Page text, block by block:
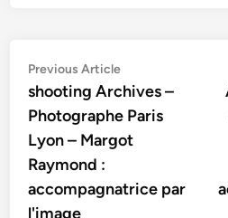
Navigation
de
l’article
Previous ArticlePrevious
article:
shooting Archives –
Photographe Paris
Lyon – Margot
Raymond :
accompagnatrice par
l'image